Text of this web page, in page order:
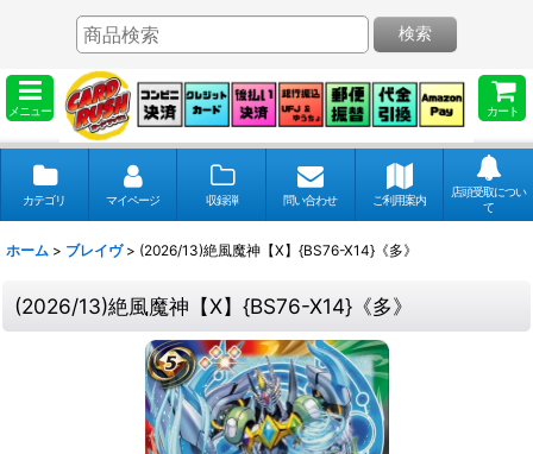
メニュー カート
検索
カテゴリ マイページ 収録弾 問い合わせ ご利用案内
店頭受取につい
て
ホーム > ブレイヴ > (2026/13)絶風魔神【X】{BS76-X14}《多》
(2026/13)絶風魔神【X】{BS76-X14}《多》